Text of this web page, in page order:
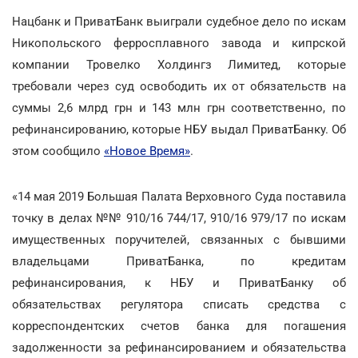
Нацбанк и ПриватБанк выиграли судебное дело по искам
Никопольского ферросплавного завода и кипрской
компании Тровелко Холдингз Лимитед, которые
требовали через суд освободить их от обязательств на
суммы 2,6 млрд грн и 143 млн грн соответственно, по
рефинансированию, которые НБУ выдал ПриватБанку. Об
этом сообщило «Новое Время».
«14 мая 2019 Большая Палата Верховного Суда поставила
точку в делах №№ 910/16 744/17, 910/16 979/17 по искам
имущественных поручителей, связанных с бывшими
владельцами ПриватБанка, по кредитам
рефинансирования, к НБУ и ПриватБанку об
обязательствах регулятора списать средства с
корреспондентских счетов банка для погашения
задолженности за рефинансированием и обязательства